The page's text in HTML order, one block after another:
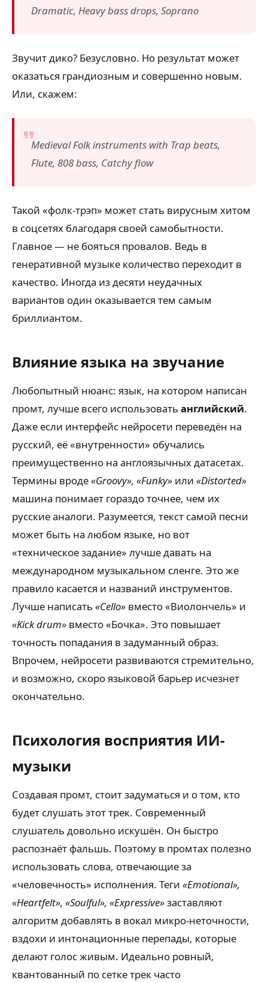
Dramatic, Heavy bass drops, Soprano
Звучит дико? Безусловно. Но результат может
оказаться грандиозным и совершенно новым.
Или, скажем:
Medieval Folk instruments with Trap beats,
Flute, 808 bass, Catchy flow
Такой «фолк-трэп» может стать вирусным хитом
в соцсетях благодаря своей самобытности.
Главное — не бояться провалов. Ведь в
генеративной музыке количество переходит в
качество. Иногда из десяти неудачных
вариантов один оказывается тем самым
бриллиантом.
Влияние языка на звучание
Любопытный нюанс: язык, на котором написан
промт, лучше всего использовать английский.
Даже если интерфейс нейросети переведён на
русский, её «внутренности» обучались
преимущественно на англоязычных датасетах.
Термины вроде«Groovy», «Funky» или «Distorted»
машина понимает гораздо точнее, чем их
русские аналоги. Разумеется, текст самой песни
может быть на любом языке, но вот
«техническое задание» лучше давать на
международном музыкальном сленге. Это же
правило касается и названий инструментов.
Лучше написать «Cello» вместо «Виолончель» и
«Kick drum» вместо «Бочка». Это повышает
точность попадания в задуманный образ.
Впрочем, нейросети развиваются стремительно,
и возможно, скоро языковой барьер исчезнет
окончательно.
Психология восприятия ИИ-
музыки
Создавая промт, стоит задуматься и о том, кто
будет слушать этот трек. Современный
слушатель довольно искушён. Он быстро
распознаёт фальшь. Поэтому в промтах полезно
использовать слова, отвечающие за
«человечность» исполнения. Теги «Emotional»,
«Heartfelt», «Soulful», «Expressive»заставляют
алгоритм добавлять в вокал микро-неточности,
вздохи и интонационные перепады, которые
делают голос живым. Идеально ровный,
квантованный по сетке трек часто